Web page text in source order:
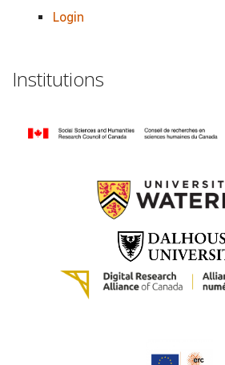
Login
Institutions